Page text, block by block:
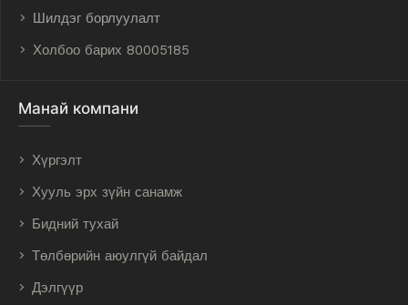
Шилдэг борлуулалт
Холбоо барих 80005185
Манай компани
Хүргэлт
Хууль эрх зүйн санамж
Бидний тухай
Төлбөрийн аюулгүй байдал
Дэлгүүр